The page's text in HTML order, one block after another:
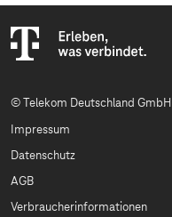
© Telekom Deutschland GmbH
Impressum
Datenschutz
AGB
Verbraucherinformationen